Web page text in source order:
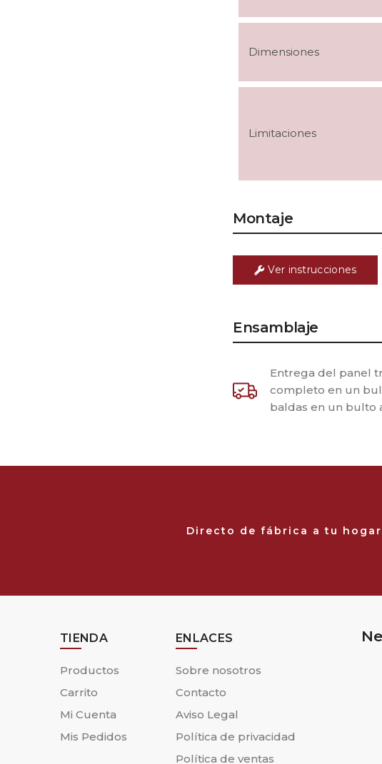
Dimensiones
Limitaciones
Montaje
Ver instrucciones
Ensamblaje
Entrega del panel
completo en un
baldas en un bulto
Directo de fábrica a tu hogar
TIENDA
Productos
Carrito
Mi Cuenta
Mis Pedidos
ENLACES
Sobre nosotros
Contacto
Aviso Legal
Política de privacidad
Política de ventas